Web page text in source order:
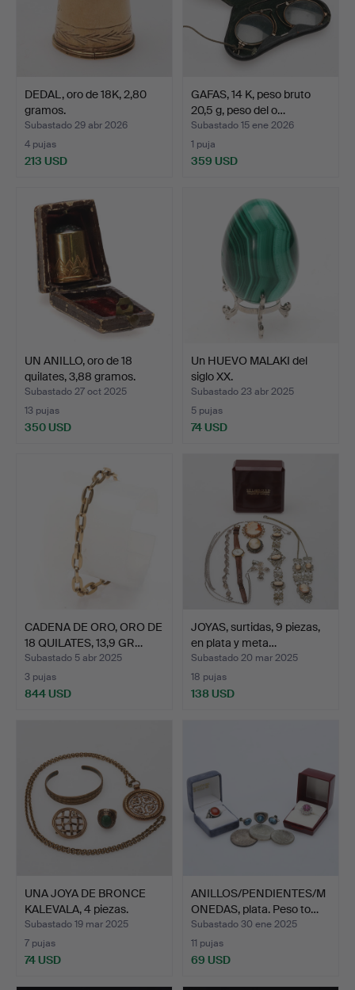
DEDAL, oro de 18K, 2,80
gramos.
Subastado 29 abr 2026
4 pujas
213 USD
GAFAS, 14 K, peso bruto
20,5 g, peso del o…
Subastado 15 ene 2026
1 puja
359 USD
UN ANILLO, oro de 18
quilates, 3,88 gramos.
Subastado 27 oct 2025
13 pujas
350 USD
Un HUEVO MALAKI del
siglo XX.
Subastado 23 abr 2025
5 pujas
74 USD
CADENA DE ORO, ORO DE
18 QUILATES, 13,9 GR…
Subastado 5 abr 2025
3 pujas
844 USD
JOYAS, surtidas, 9 piezas,
en plata y meta…
Subastado 20 mar 2025
18 pujas
138 USD
UNA JOYA DE BRONCE
KALEVALA, 4 piezas.
Subastado 19 mar 2025
7 pujas
74 USD
ANILLOS/PENDIENTES/M
ONEDAS, plata. Peso to…
Subastado 30 ene 2025
11 pujas
69 USD